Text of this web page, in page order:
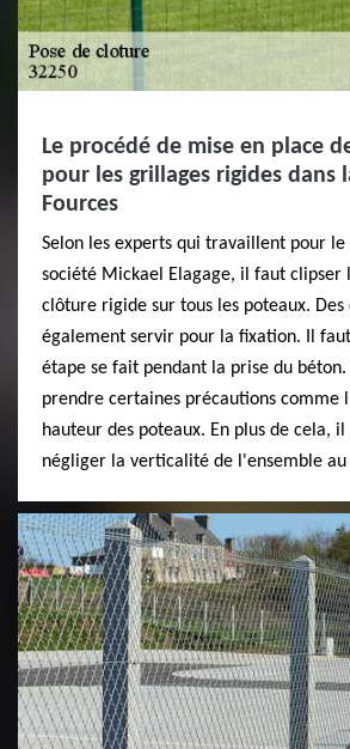
Le procédé de mise en place
pour les grillages rigides dans
Fources
Selon les experts qui travaillent pour le
société Mickael Elagage, il faut clipser
clôture rigide sur tous les poteaux.
également servir pour la fixation. Il
étape se fait pendant la prise du
prendre certaines précautions comme
hauteur des poteaux. En plus de cela, il
négliger la verticalité de l'ensemble au